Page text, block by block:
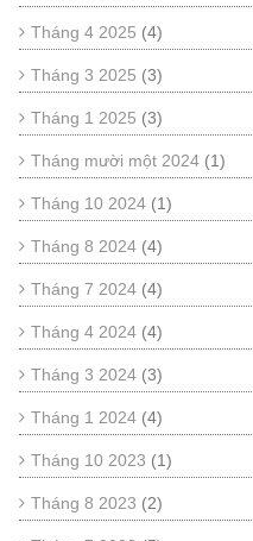
Tháng 4 2025 (4)
Tháng 3 2025 (3)
Tháng 1 2025 (3)
Tháng mười một 2024 (1)
Tháng 10 2024 (1)
Tháng 8 2024 (4)
Tháng 7 2024 (4)
Tháng 4 2024 (4)
Tháng 3 2024 (3)
Tháng 1 2024 (4)
Tháng 10 2023 (1)
Tháng 8 2023 (2)